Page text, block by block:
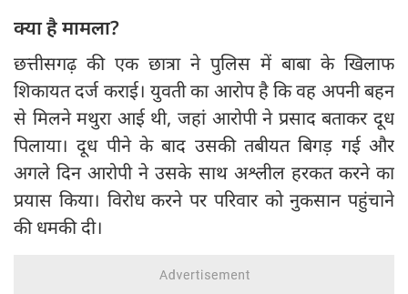
क्या है मामला?
छत्तीसगढ़ की एक छात्रा ने पुलिस में बाबा के खिलाफ
शिकायत दर्ज कराई। युवती का आरोप है कि वह अपनी बहन
से मिलने मथुरा आई थी, जहां आरोपी ने प्रसाद बताकर दूध
पिलाया। दूध पीने के बाद उसकी तबीयत बिगड़ गई और
अगले दिन आरोपी ने उसके साथ अश्लील हरकत करने का
प्रयास किया। विरोध करने पर परिवार को नुकसान पहुंचाने
की धमकी दी।